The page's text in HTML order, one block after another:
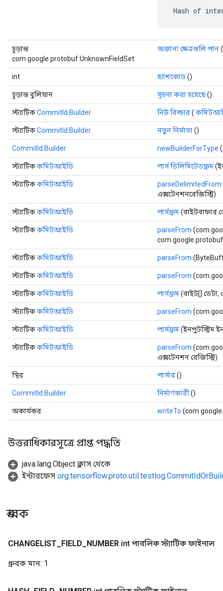
Hash of
চূড়ান্ত
com.google.protobuf.UnknownFieldSet
অজানা ক্ষেত্রগুলি পান
int হ্যাশকোড()
চূড়ান্ত বুলিয়ান সূচনা করা হয়েছে()
স্ট্যাটিকCommitId.Builder নিউ বিল্ডার(
স্ট্যাটিকCommitId.Builder নতুন নির্মাতা()
CommitId.Builder newBuilderForType
স্ট্যাটিককমিটআইডি পার্স ডিলিমিটেডফ্রম
স্ট্যাটিককমিটআইডি parseDelimitedFrom
এক্সটেনশনরেজিস্ট্রি)
স্ট্যাটিককমিটআইডি পার্সফ্রম(বাইটবাফার
স্ট্যাটিককমিটআইডি parseFrom
স্ট্যাটিককমিটআইডি parseFrom
স্ট্যাটিককমিটআইডি parseFrom
স্ট্যাটিককমিটআইডি পার্সফ্রম(বাইট[] ডেটা,
স্ট্যাটিককমিটআইডি parseFrom
স্ট্যাটিককমিটআইডি পার্সফ্রম(ইনপুটস্ট্রিম
স্ট্যাটিককমিটআইডি parseFrom
এক্সটেনশন রেজিস্ট্রি)
স্থির পার্সার()
CommitId.Builder নির্মাণকারী()
অকার্যকর writeTo
উত্তরাধিকারসূত্রে প্রাপ্ত পদ্ধতি
java.lang.Object ক্লাস থেকে
ইন্টারফেস
ধ্রুবক
CHANGELIST FIELD NUMBER int পাবলিক স্ট্যাটিক ফাইনাল
ধ্রুবক মান: 1